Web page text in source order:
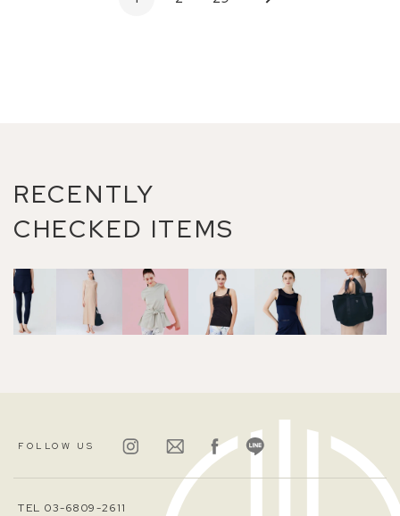
RECENTLY
CHECKED ITEMS
FOLLOW US
TEL 03-6809-2611